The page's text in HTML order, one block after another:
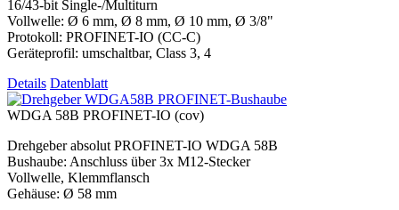
16/43-bit Single-/Multiturn
Vollwelle: Ø 6 mm, Ø 8 mm, Ø 10 mm, Ø 3/8"
Protokoll: PROFINET-IO (CC-C)
Geräteprofil: umschaltbar, Class 3, 4
Details Datenblatt
WDGA 58B PROFINET-IO (cov)
Drehgeber absolut PROFINET-IO WDGA 58B
Bushaube: Anschluss über 3x M12-Stecker
Vollwelle, Klemmflansch
Gehäuse: Ø 58 mm